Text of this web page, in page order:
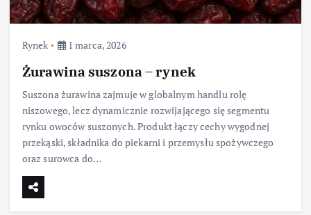
Rynek 1 marca, 2026
Żurawina suszona – rynek
Suszona żurawina zajmuje w globalnym handlu rolę
niszowego, lecz dynamicznie rozwijającego się segmentu
rynku owoców suszonych. Produkt łączy cechy wygodnej
przekąski, składnika do piekarni i przemysłu spożywczego
oraz surowca do…